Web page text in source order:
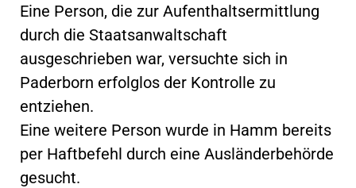
Eine Person, die zur Aufenthaltsermittlung
durch die Staatsanwaltschaft
ausgeschrieben war, versuchte sich in
Paderborn erfolglos der Kontrolle zu
entziehen.
Eine weitere Person wurde in Hamm bereits
per Haftbefehl durch eine Ausländerbehörde
gesucht.